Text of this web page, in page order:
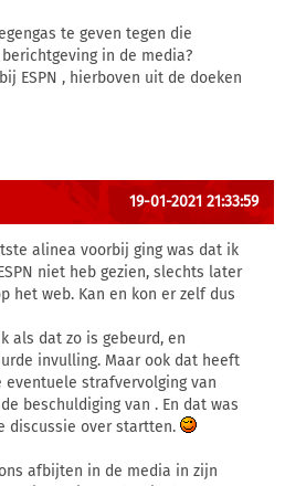
te geven tegen die
in de media?
ESPN , hierboven uit de doeken
19-01-2021 21:33:59
alinea voorbij ging was dat ik
niet heb gezien, slechts later
het web. Kan en kon er zelf dus
als dat zo is gebeurd, en
invulling. Maar ook dat heeft
strafvervolging van
beschuldiging van . En dat was
discussie over startten.
afbijten in de media in zijn